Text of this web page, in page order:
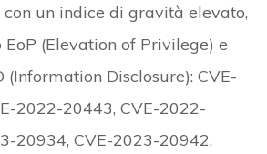
un indice di gravità elevato,
(Elevation of Privilege) e
(Information Disclosure): CVE-
2022-20443, CVE-2022-
20934, CVE-2023-20942,